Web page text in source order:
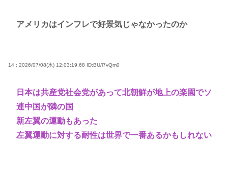
アメリカはインフレで好景気じゃなかったのか
14 : 2026/07/08(水) 12:03:19.68 ID:BU/l7vQm0
日本は共産党社会党があって北朝鮮が地上の楽園でソ
連中国が隣の国
新左翼の運動もあった
左翼運動に対する耐性は世界で一番あるかもしれない